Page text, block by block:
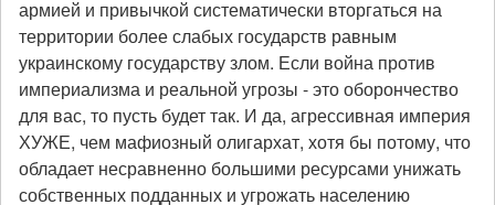
армией и привычкой систематически вторгаться на
территории более слабых государств равным
украинскому государству злом. Если война против
империализма и реальной угрозы - это оборончество
для вас, то пусть будет так. И да, агрессивная империя
ХУЖЕ, чем мафиозный олигархат, хотя бы потому, что
обладает несравненно большими ресурсами унижать
собственных подданных и угрожать населению